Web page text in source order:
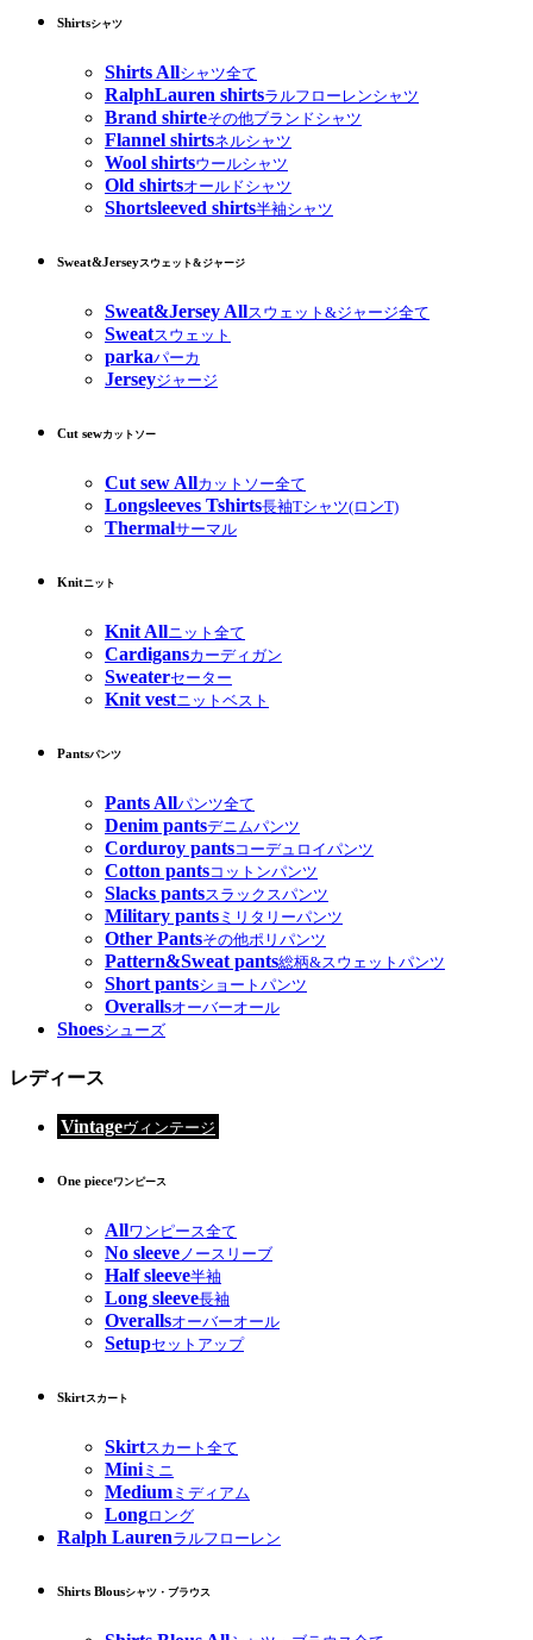
Shirtsシャツ
Shirts Allシャツ全て
RalphLauren shirtsラルフローレンシャツ
Brand shirteその他ブランドシャツ
Flannel shirtsネルシャツ
Wool shirtsウールシャツ
Old shirtsオールドシャツ
Shortsleeved shirts半袖シャツ
Sweat&Jerseyスウェット&ジャージ
Sweat&Jersey Allスウェット&ジャージ全て
Sweatスウェット
parkaパーカ
Jerseyジャージ
Cut sewカットソー
Cut sew Allカットソー全て
Longsleeves Tshirts長袖Tシャツ(ロンT)
Thermalサーマル
Knitニット
Knit Allニット全て
Cardigansカーディガン
Sweaterセーター
Knit vestニットベスト
Pantsパンツ
Pants Allパンツ全て
Denim pantsデニムパンツ
Corduroy pantsコーデュロイパンツ
Cotton pantsコットンパンツ
Slacks pantsスラックスパンツ
Military pants ミリタリーパンツ
Other Pantsその他ポリパンツ
Pattern&Sweat pants総柄&スウェットパンツ
Short pantsショートパンツ
Overallsオーバーオール
Shoesシューズ
レディース
Vintageヴィンテージ
One pieceワンピース
Allワンピース全て
No sleeveノースリーブ
Half sleeve半袖
Long sleeve長袖
Overallsオーバーオール
Setupセットアップ
Skirtスカート
Skirtスカート全て
Miniミニ
Medium ミディアム
Longロング
Ralph Laurenラルフローレン
Shirts Blousシャツ・ブラウス